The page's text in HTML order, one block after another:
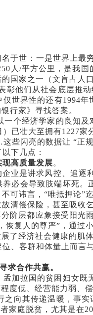
于世：一是世界上最
人/平方公里，是我
国家之一（文盲占人
彰他们从社会底层推
世界性的还有1994
行家》寻找答案。
一个经济学家的良知
已壮大至拥有1227
些闪亮的数据让 “正规
下几点：
高质量发展。
业是讲求风控、追逐
必会导致肢端坏死
可讳言，“唯抵押论
清偿保险，甚至吸
阶层都应象接受阳光
恢复人的尊严”，通过
了经济社会健康的肌
、客群和体量上而言
合作共赢。
加拉国的贫困妇女
度低、经营能力弱、
之向其传递温暖，事
家庭脱贫，尤其是在